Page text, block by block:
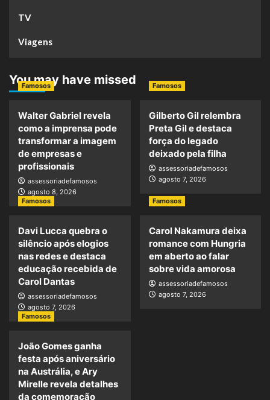
TV
Viagens
You may have missed
Famosos
Walter Gabriel revela
como a imprensa pode
transformar a imagem
de empresas e
profissionais
assessoriadefamosos
agosto 8, 2026
Famosos
Gilberto Gil relembra
Preta Gil e destaca
força do legado
deixado pela filha
assessoriadefamosos
agosto 7, 2026
Famosos
Davi Lucca quebra o
silêncio após elogios
nas redes e destaca
educação recebida de
Carol Dantas
assessoriadefamosos
agosto 7, 2026
Famosos
Carol Nakamura deixa
romance com Hungria
em aberto ao falar
sobre vida amorosa
assessoriadefamosos
agosto 7, 2026
Famosos
João Gomes ganha
festa após aniversário
na Austrália, e Ary
Mirelle revela detalhes
da comemoração